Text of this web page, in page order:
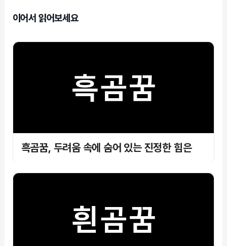
이어서 읽어보세요
흑곰꿈, 두려움 속에 숨어 있는 진정한 힘은